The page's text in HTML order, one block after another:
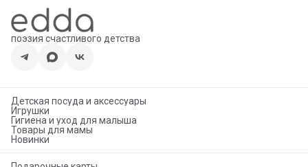
поэзия счастливого детства
Детская посуда и аксессуары
Игрушки
Гигиена и уход для малыша
Товары для мамы
Новинки